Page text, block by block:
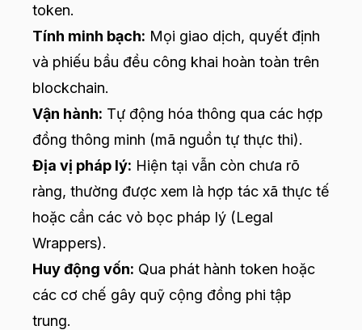
token.
Tính minh bạch: Mọi giao dịch, quyết định
và phiếu bầu đều công khai hoàn toàn trên
blockchain.
Vận hành: Tự động hóa thông qua các hợp
đồng thông minh (mã nguồn tự thực thi).
Địa vị pháp lý: Hiện tại vẫn còn chưa rõ
ràng, thường được xem là hợp tác xã thực tế
hoặc cần các vỏ bọc pháp lý (Legal
Wrappers).
Huy động vốn: Qua phát hành token hoặc
các cơ chế gây quỹ cộng đồng phi tập
trung.